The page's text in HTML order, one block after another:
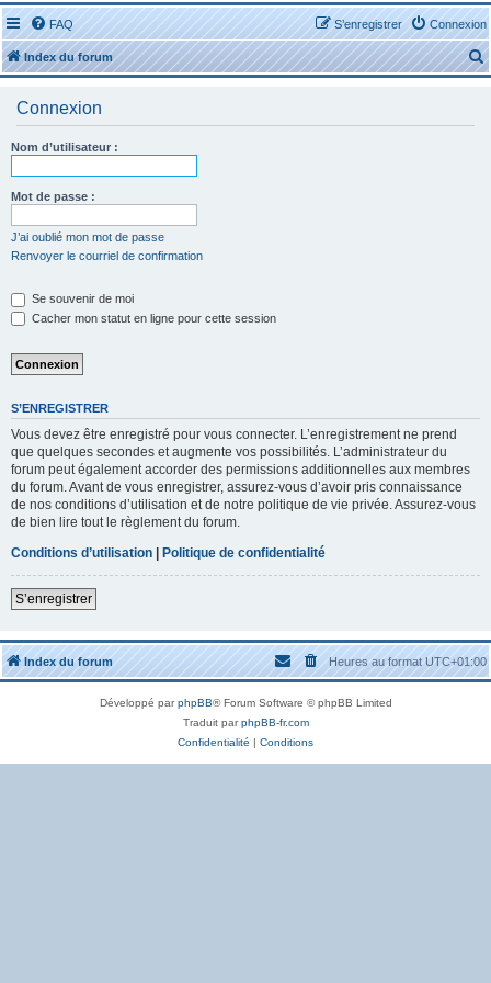
FAQ Connexion
S’enregistrer
Index du forum
e
Connexion
Nom d’utilisateur :
Mot de passe :
J’ai oublié mon mot de passe
Renvoyer le courriel de confirmation
Se souvenir de moi
Cacher mon statut en ligne pour cette session
S’ENREGISTRER
Vous devez être enregistré pour vous connecter. L’enregistrement ne prend
que quelques secondes et augmente vos possibilités. L’administrateur du
forum peut également accorder des permissions additionnelles aux membres
du forum. Avant de vous enregistrer, assurez-vous d’avoir pris connaissance
de nos conditions d’utilisation et de notre politique de vie privée. Assurez-vous
de bien lire tout le règlement du forum.
Conditions d’utilisation | Politique de confidentialité
S’enregistrer
Index du forum Heures au formatUTC+01:00
Développé parphpBB® Forum Software © phpBB Limited
Traduit parphpBB-fr.com
Confidentialité | Conditions